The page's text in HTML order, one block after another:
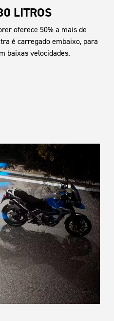
LITROS
oferece 50% a mais de
é carregado embaixo, para
baixas velocidades.